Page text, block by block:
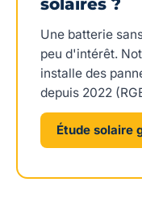
solaires ?
Une batterie
peu d'intérêt.
installe des
depuis 2022
Étude solaire